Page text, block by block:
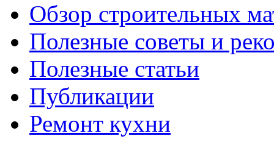
Обзор строительных
Полезные советы и
Полезные статьи
Публикации
Ремонт кухни